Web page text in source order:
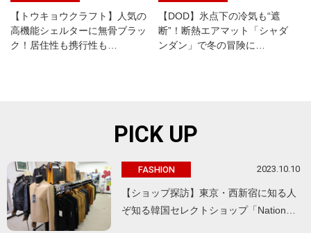
【トウキョウクラフト】人気の
高機能シェルターに無骨ブラッ
ク！居住性も携行性も…
【DOD】氷点下の冷気も“遮
断”！断熱エアマット「シャダ
ンダン」で冬の冒険に…
PICK UP
FASHION 2023.10.10
【ショップ探訪】東京・西新宿に知る人
ぞ知る韓国セレクトショップ「Nation…